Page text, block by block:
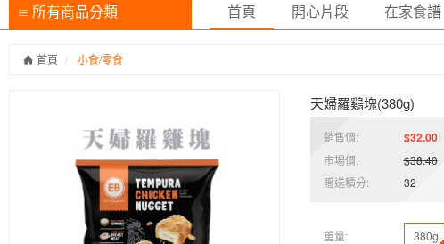
所有商品分類 首頁 開心片段 在家食譜
首頁 小食/零食
天婦羅鷄塊(380g)
銷售價: $32.00
市場價:
$38.40
贈送積分:
32
重量: 380g